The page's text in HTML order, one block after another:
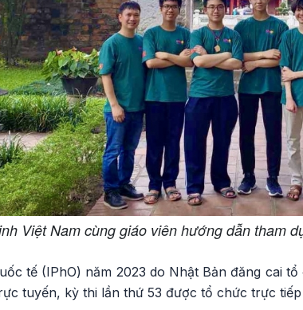
Việt Nam cùng giáo viên hướng dẫn tham
tế (IPhO) năm 2023 do Nhật Bản đăng cai
tuyến, kỳ thi lần thứ 53 được tổ chức trực